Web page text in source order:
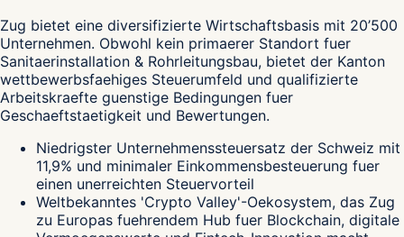
Zug bietet eine diversifizierte Wirtschaftsbasis mit 20’500
Unternehmen. Obwohl kein primaerer Standort fuer
Sanitaerinstallation & Rohrleitungsbau, bietet der Kanton
wettbewerbsfaehiges Steuerumfeld und qualifizierte
Arbeitskraefte guenstige Bedingungen fuer
Geschaeftstaetigkeit und Bewertungen.
Niedrigster Unternehmenssteuersatz der Schweiz mit
11,9% und minimaler Einkommensbesteuerung fuer
einen unerreichten Steuervorteil
Weltbekanntes 'Crypto Valley'-Oekosystem, das Zug
zu Europas fuehrendem Hub fuer Blockchain, digitale